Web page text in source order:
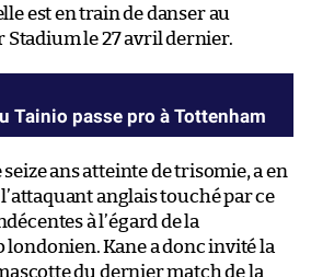
est en train de danser au
le 27 avril dernier.
Tainio passe pro à Tottenham
ans atteinte de trisomie, a en
anglais touché par ce
à l’égard de la
Kane a donc invité la
du dernier match de la